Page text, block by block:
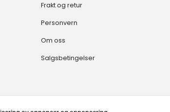
Frakt og retur
Personvern
Om oss
Salgsbetingelser